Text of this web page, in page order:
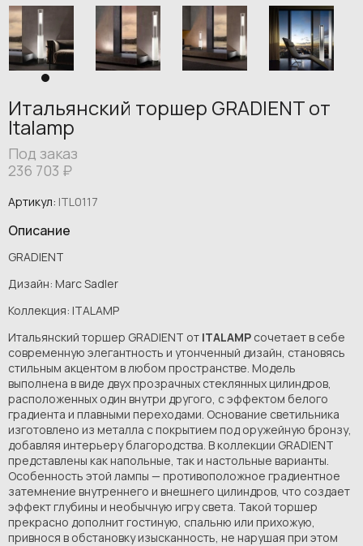
Итальянский торшер GRADIENT от
Italamp
Под заказ
236 703 ₽
Артикул: ITL0117
Описание
GRADIENT
Дизайн: Marc Sadler
Коллекция: ITALAMP
Итальянский торшер GRADIENT от ITALAMP сочетает в себе
современную элегантность и утонченный дизайн, становясь
стильным акцентом в любом пространстве. Модель
выполнена в виде двух прозрачных стеклянных цилиндров,
расположенных один внутри другого, с эффектом белого
градиента и плавными переходами. Основание светильника
изготовлено из металла с покрытием под оружейную бронзу,
добавляя интерьеру благородства. В коллекции GRADIENT
представлены как напольные, так и настольные варианты.
Особенность этой лампы — противоположное градиентное
затемнение внутреннего и внешнего цилиндров, что создает
эффект глубины и необычную игру света. Такой торшер
прекрасно дополнит гостиную, спальню или прихожую,
привнося в обстановку изысканность, не нарушая при этом